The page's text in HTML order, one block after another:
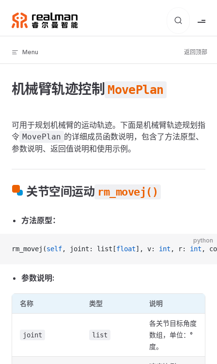
Skip to content
Menu 返回顶部
机械臂轨迹控制 MovePlan
可用于规划机械臂的运动轨迹。下面是机械臂轨迹规划指
令 MovePlan 的详细成员函数说明，包含了方法原型、
参数说明、返回值说明和使用示例。
关节空间运动 rm_movej()
方法原型：
python
rm_movej(self, joint: list[float], v: int , r: int ,
参数说明:
名称 类型 说明
joint list
各关节目标角度
数组，单位：°
度。